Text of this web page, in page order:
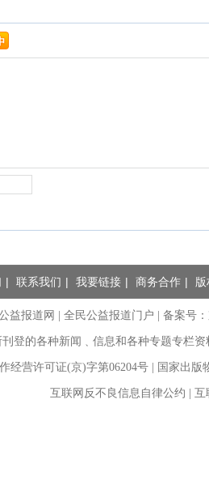
| 联系我们 | 我要链接 | 商务合作 |
益报道网 | 全民公益报道门户 |备案号
登的各种新闻﹑信息和各种专题专栏
经营许可证(京)字第06204号 | 国家出
互联网反不良信息自律公约 |